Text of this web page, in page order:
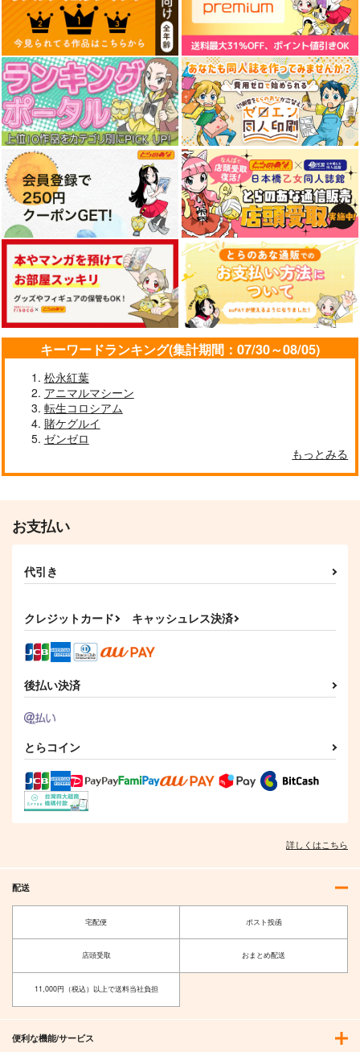
Owen
944円
Fate/Grand Order
巌窟王 モンテ・クリスト
藤丸立香
サンプル
カート
珈琲紳士の部屋
3,144 円（税込）
Fate/Grand Order
藤堂平助
一文字則宗
岡田以蔵
サンプル
カート
作品詳細 作品詳細 作品詳細
L.L.L.FGO10
Life Like Love
770円（税込）
アルトリア・ペンドラゴ
ン〔ランサー〕
作品詳細
L.L.L.FGO9
Life Like Love
770円（税込）
アルトリア・ペンドラゴ
ン〔ランサーオルタ〕
作品詳細
メイドオルタタペスト
リー
sakiyama幕府
1,100円（税込）
アルトリア・ペンドラゴ
ン〔オルタ〕
作品詳細
L.L.L.FGO8
770円（税込）
アルトリア・ペンドラゴ
ン〔ランサー〕
サンプル
作品詳細
ペストリー
1,100円（税込）
アルトリア・ペンドラゴ
ン〔オルタ〕
バニー獅子王タペスト
1,100円（税込）
SAKIYAMAMA GRAN
D ORDER 5.0
円（税込）
ン
サンプル
リアタペストリー
1,100
キーワードランキング(集計期間：07/30～08/05)
松永紅葉
アニマルマシーン
転生コロシアム
賭ケグルイ
ゼンゼロ
もっとみる
お支払い
代引き
クレジットカード キャッシュレス決済
後払い決済
とらコイン
詳しくはこちら
配送
宅配便 ポスト投函
店頭受取 おまとめ配送
11,000円（税込）以上で送料当社負担
便利な機能/サービス